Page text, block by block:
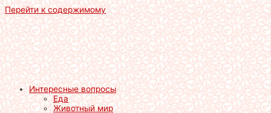
Перейти к содержимому
Интересные вопросы
Еда
Животный мир